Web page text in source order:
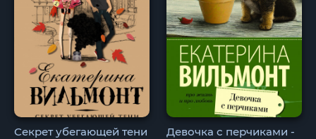
Секрет убегающей тени
Девочка с перчиками -